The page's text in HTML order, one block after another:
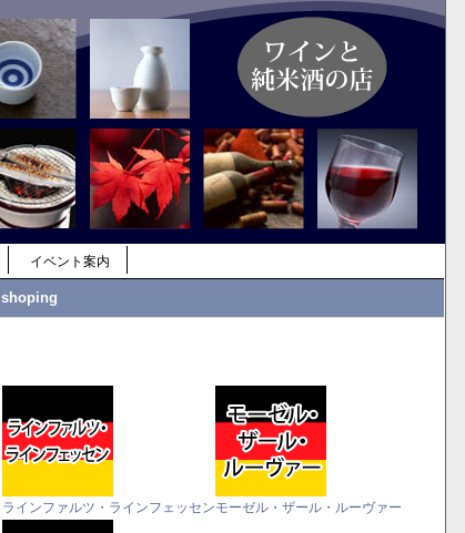
イベント案内
shoping
ラインファルツ・ラインフェッセンモーゼル・ザール・ルーヴァー